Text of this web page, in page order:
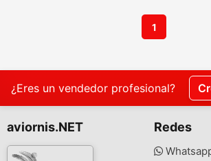
1
¿Eres un vendedor profesional?
aviornis.NET Redes